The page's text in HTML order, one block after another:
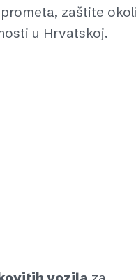
zaštite
u Hrvatskoj.